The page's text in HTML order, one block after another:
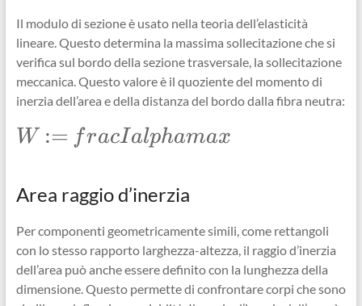
Il modulo di sezione è usato nella teoria dell’elasticità
lineare. Questo determina la massima sollecitazione che si
verifica sul bordo della sezione trasversale, la sollecitazione
meccanica. Questo valore è il quoziente del momento di
inerzia dell’area e della distanza del bordo dalla fibra neutra:
\Large
W:=frac{I}
max}
W := fracIalphamax
Area raggio d’inerzia
Per componenti geometricamente simili, come rettangoli
con lo stesso rapporto larghezza-altezza, il raggio d’inerzia
dell’area può anche essere definito con la lunghezza della
dimensione. Questo permette di confrontare corpi che sono